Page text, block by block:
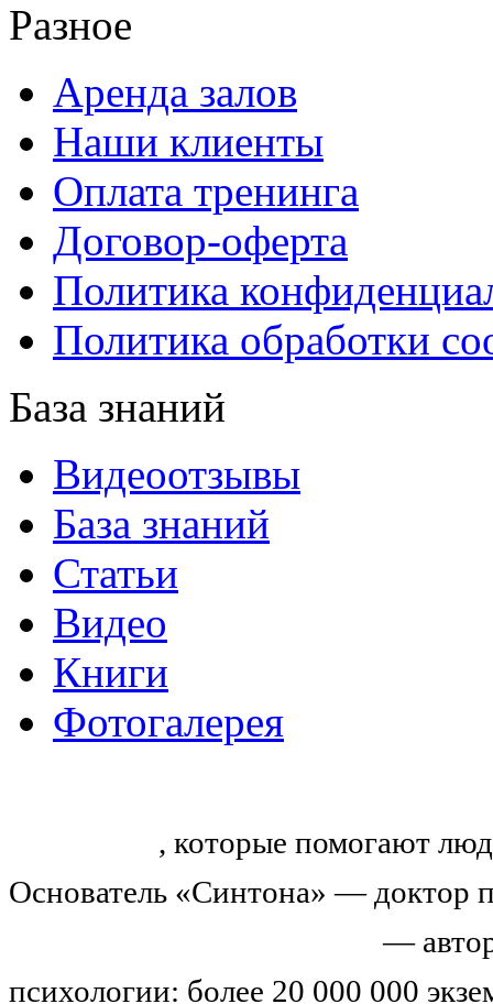
Разное
Аренда залов
Наши клиенты
Оплата тренинга
Договор-оферта
Политика
Политика обработки
База знаний
Видеоотзывы
База знаний
Статьи
Видео
Книги
Фотогалерея
, которые помогают
Основатель «Синтона» — доктор
—
психологии: более 20 000 000